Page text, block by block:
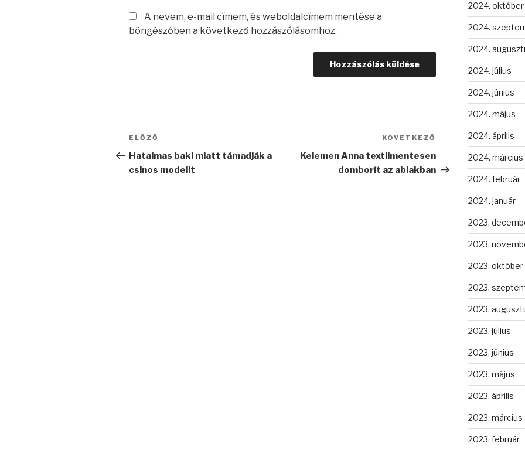
A nevem, e-mail címem, és weboldalcímem mentése a
böngészőben a következő hozzászólásomhoz.
Bejegyzés
navigáció
Korábbi
bejegyzés
ELŐZŐ
Hatalmas baki miatt támadják a
csinos modellt
Következő
bejegyzés
KÖVETKEZŐ
Kelemen Anna textilmentesen
domborít az ablakban
2024. október
2024.
2024.
2024. július
2024. június
2024. május
2024. április
2024. március
2024. február
2024. január
2023.
2023.
2023. október
2023.
2023.
2023. július
2023. június
2023. május
2023. április
2023. március
2023. február